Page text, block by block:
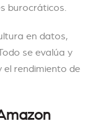
burocráticos.
en datos,
se evalúa y
el rendimiento de